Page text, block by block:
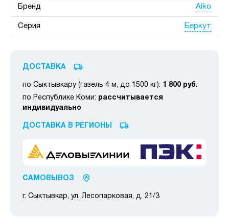
Бренд Aiko
Серия Беркут
ДОСТАВКА
по Сыктывкару (газель 4 м, до 1500 кг): 1 800 руб.
по Республике Коми: рассчитывается
индивидуально
ДОСТАВКА В РЕГИОНЫ
САМОВЫВОЗ
г. Сыктывкар, ул. Лесопарковая, д. 21/3